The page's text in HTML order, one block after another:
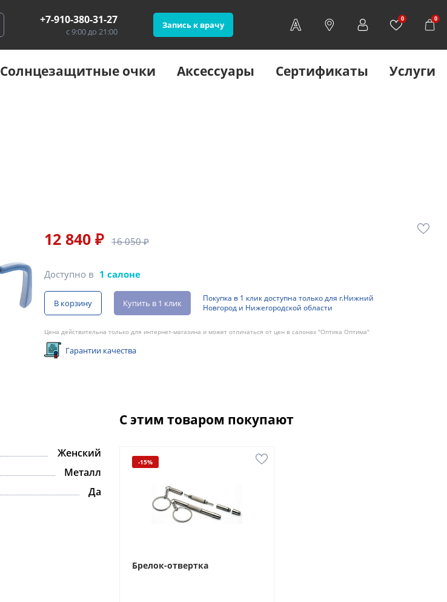
+7-910-380-31-27
с 9:00 до 21:00
Запись к врачу
0 0
Солнцезащитные очки Аксессуары Сертификаты Услуги
12 840 ₽ 16 050 ₽
Доступно в 1 салоне
В корзину Купить в 1 клик
Покупка в 1 клик доступна только для г.Нижний
Новгород и Нижегородской области
Цена действительна только для интернет-магазина и может отличаться от цен в салонах "Оптика Оптима"
Гарантии качества
Женский
Металл
Да
С этим товаром покупают
-15%
Брелок-отвертка